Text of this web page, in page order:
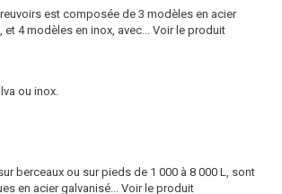
est composée de 3 modèles en acier
et 4 modèles en inox, avec... Voir le produit
ou inox.
berceaux ou sur pieds de 1 000 à 8 000 L, sont
en acier galvanisé... Voir le produit